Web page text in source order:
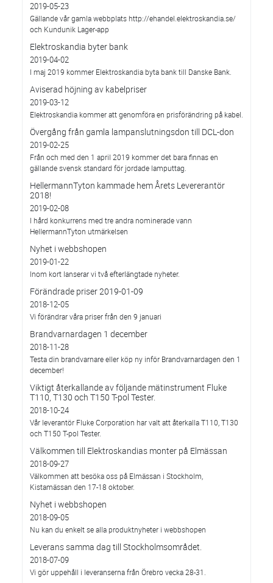
2019-05-23
Gällande vår gamla webbplats http://ehandel.elektroskandia.se/
och Kundunik Lager-app
Elektroskandia byter bank
2019-04-02
I maj 2019 kommer Elektroskandia byta bank till Danske Bank.
Aviserad höjning av kabelpriser
2019-03-12
Elektroskandia kommer att genomföra en prisförändring på kabel.
Övergång från gamla lampanslutningsdon till DCL-don
2019-02-25
Från och med den 1 april 2019 kommer det bara finnas en
gällande svensk standard för jordade lamputtag.
HellermannTyton kammade hem Årets Levererantör
2018!
2019-02-08
I hård konkurrens med tre andra nominerade vann
HellermannTyton utmärkelsen
Nyhet i webbshopen
2019-01-22
Inom kort lanserar vi två efterlängtade nyheter.
Förändrade priser 2019-01-09
2018-12-05
Vi förändrar våra priser från den 9 januari
Brandvarnardagen 1 december
2018-11-28
Testa din brandvarnare eller köp ny inför Brandvarnardagen den 1
december!
Viktigt återkallande av följande mätinstrument Fluke
T110, T130 och T150 T-pol Tester.
2018-10-24
Vår leverantör Fluke Corporation har valt att återkalla T110, T130
och T150 T-pol Tester.
Välkommen till Elektroskandias monter på Elmässan
2018-09-27
Välkommen att besöka oss på Elmässan i Stockholm,
Kistamässan den 17-18 oktober.
Nyhet i webbshopen
2018-09-05
Nu kan du enkelt se alla produktnyheter i webbshopen
Leverans samma dag till Stockholmsområdet.
2018-07-09
Vi gör uppehåll i leveranserna från Örebro vecka 28-31.